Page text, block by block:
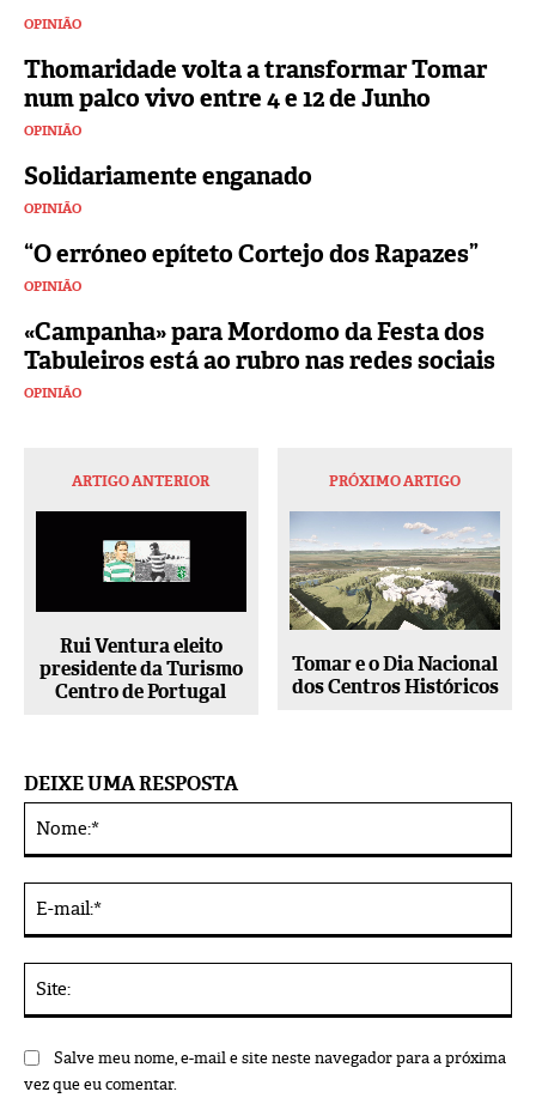
OPINIÃO
Thomaridade volta a transformar Tomar
num palco vivo entre 4 e 12 de Junho
OPINIÃO
Solidariamente enganado
OPINIÃO
“O erróneo epíteto Cortejo dos Rapazes”
OPINIÃO
«Campanha» para Mordomo da Festa dos
Tabuleiros está ao rubro nas redes sociais
OPINIÃO
ARTIGO ANTERIOR
Rui Ventura eleito
presidente da Turismo
Centro de Portugal
PRÓXIMO ARTIGO
Tomar e o Dia Nacional
dos Centros Históricos
DEIXE UMA RESPOSTA
Salve meu nome, e-mail e site neste navegador para a próxima
vez que eu comentar.